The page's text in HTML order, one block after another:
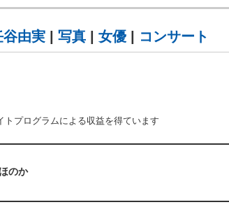
谷由実 写真 女優 コンサート
プログラムによる収益を得ています
のか